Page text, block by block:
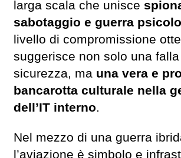
larga scala che unisce
sabotaggio e guerra
livello di compromissione
suggerisce non solo una
sicurezza, ma una vera e
bancarotta culturale nella
dell’IT interno.
Nel mezzo di una guerra
l’aviazione è simbolo e